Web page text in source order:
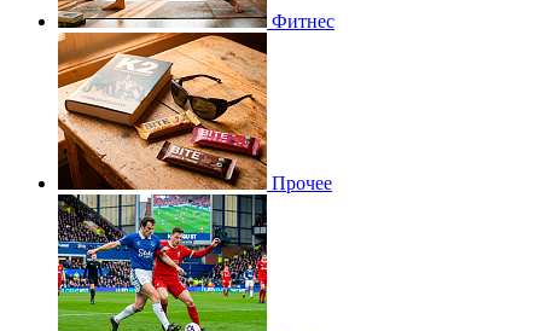
Фитнес
Прочее